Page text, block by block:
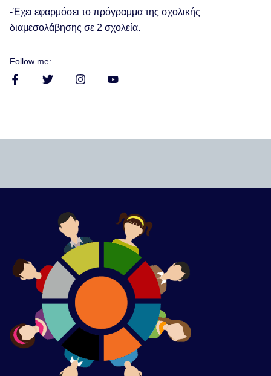
-Έχει εφαρμόσει το πρόγραμμα της σχολικής
διαμεσολάβησης σε 2 σχολεία.
Follow me: